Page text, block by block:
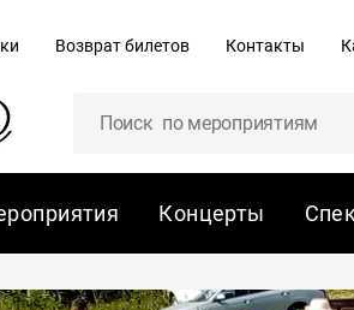
Возврат билетов Контакты
Концерты